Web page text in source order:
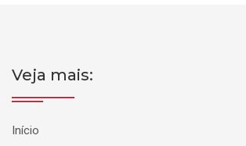
Veja mais:
Início